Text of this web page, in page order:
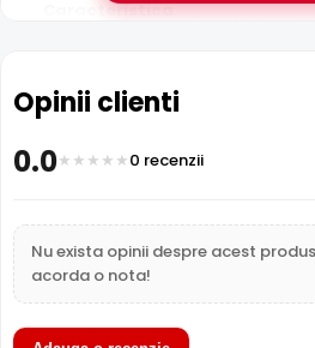
Caracteristica
subcategorie
Retea
Garantie 24 luni
Opinii clienti
0.0 0 recenzii
Nu exista opinii despre acest
acorda o nota!